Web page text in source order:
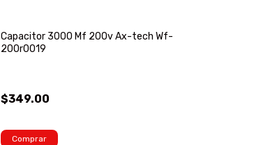
Capacitor 3000 Mf 200v Ax-tech Wf-
200r0019
$349.00
Comprar